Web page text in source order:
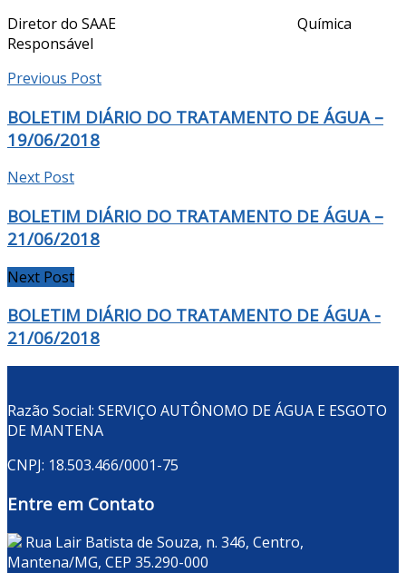
Diretor do SAAE Química
Responsável
Previous Post
BOLETIM DIÁRIO DO TRATAMENTO DE ÁGUA –
19/06/2018
Next Post
BOLETIM DIÁRIO DO TRATAMENTO DE ÁGUA –
21/06/2018
Next Post
BOLETIM DIÁRIO DO TRATAMENTO DE ÁGUA -
21/06/2018
Razão Social: SERVIÇO AUTÔNOMO DE ÁGUA E ESGOTO
DE MANTENA
CNPJ: 18.503.466/0001-75
Entre em Contato
Rua Lair Batista de Souza, n. 346, Centro,
Mantena/MG, CEP 35.290-000